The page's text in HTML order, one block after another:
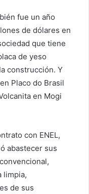
fue un año
de dólares en
que tiene
de yeso
construcción. Y
Placo do Brasil
en Mogi
con ENEL,
abastecer sus
limpia,
de sus